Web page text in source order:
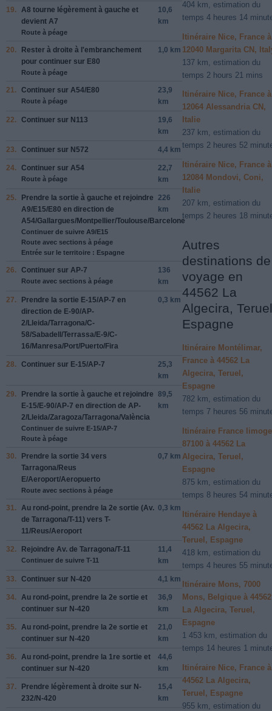
19. A8 tourne légèrement à gauche et
devient A7
Route à péage
10,6
km
20. Rester à droite à l'embranchement
pour continuer sur E80
Route à péage
1,0 km
21. Continuer sur A54/E80
Route à péage
23,9
km
22. Continuer sur N113
19,6
km
23. Continuer sur N572 4,4 km
24. Continuer sur A54
Route à péage
22,7
km
25. Prendre la sortie à gauche et rejoindre
A9/E15/E80 en direction de
A54/Gallargues/Montpellier/Toulouse/Barcelone
Continuer de suivre A9/E15
Route avec sections à péage
Entrée sur le territoire : Espagne
226
km
26. Continuer sur AP-7
Route avec sections à péage
136
km
27. Prendre la sortie E-15/AP-7 en
direction de E-90/AP-
2/Lleida/Tarragona/C-
58/Sabadell/Terrassa/E-9/C-
16/Manresa/Port/Puerto/Fira
0,3 km
28. Continuer sur E-15/AP-7
25,3
km
29. Prendre la sortie à gauche et rejoindre
E-15/E-90/AP-7 en direction de AP-
2/Lleida/Zaragoza/Tarragona/València
Continuer de suivre E-15/AP-7
Route à péage
89,5
km
30. Prendre la sortie 34 vers
Tarragona/Reus
E/Aeroport/Aeropuerto
Route avec sections à péage
0,7 km
31. Au rond-point, prendre la 2e sortie (Av.
de Tarragona/T-11) vers T-
11/Reus/Aeroport
0,3 km
32. Rejoindre Av. de Tarragona/T-11
Continuer de suivre T-11
11,4
km
33. Continuer sur N-420 4,1 km
34. Au rond-point, prendre la 2e sortie et
continuer sur N-420
36,9
km
35. Au rond-point, prendre la 2e sortie et
continuer sur N-420
21,0
km
36. Au rond-point, prendre la 1re sortie et
continuer sur N-420
44,6
km
37. Prendre légèrement à droite sur N-
232/N-420
15,4
km
404 km, estimation du
temps 4 heures 14
Itinéraire Nice, France à
12040 Margarita CN,
137 km, estimation du
temps 2 hours 21 mins
Itinéraire Nice, France à
12064 Alessandria CN,
Italie
237 km, estimation du
temps 2 heures 52
Itinéraire Nice, France à
12084 Mondovi, Coni,
Italie
207 km, estimation du
temps 2 heures 18
Autres
destinations de
voyage en
44562 La
Algecira,
Espagne
Itinéraire Montélimar,
France à 44562 La
Algecira, Teruel,
Espagne
782 km, estimation du
temps 7 heures 56
Itinéraire France
87100 à 44562 La
Algecira, Teruel,
Espagne
875 km, estimation du
temps 8 heures 54
Itinéraire Hendaye à
44562 La Algecira,
Teruel, Espagne
418 km, estimation du
temps 4 heures 55
Itinéraire Mons, 7000
Mons, Belgique à 44562
La Algecira, Teruel,
Espagne
1 453 km, estimation du
temps 14 heures 1
Itinéraire Nice, France à
44562 La Algecira,
Teruel, Espagne
955 km, estimation du